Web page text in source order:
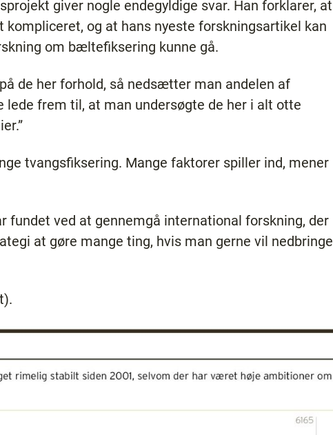
giver nogle endegyldige svar. Han forklarer, at
og at hans nyeste forskningsartikel kan
om bæltefiksering kunne gå.
de her forhold, så nedsætter man andelen af
lede frem til, at man undersøgte de her i alt otte
tvangsfiksering. Mange faktorer spiller ind, mener
fundet ved at gennemgå international forskning, der
at gøre mange ting, hvis man gerne vil nedbringe